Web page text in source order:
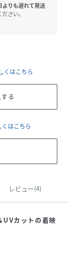
りも遅れて発送
さい。
くはこちら
る
くはこちら
レビュー(4)
UVカットの着映